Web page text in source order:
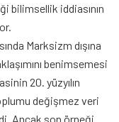
bilimsellik iddiasının
Marksizm dışına
benimsemesi
20. yüzyılın
değişmez veri
Ancak son örneği